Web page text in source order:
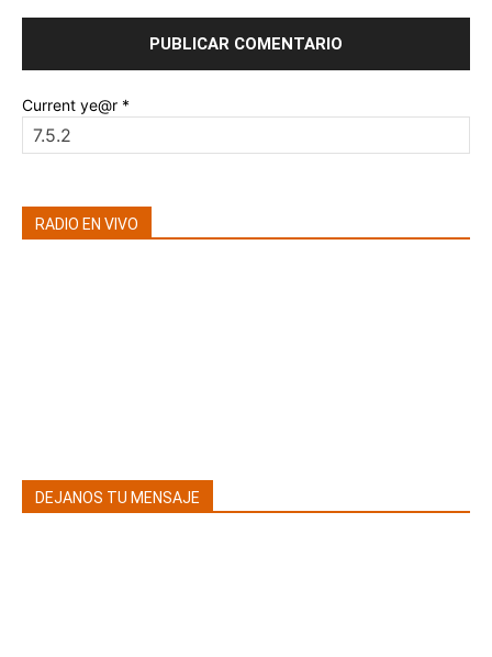
Current ye@r *
RADIO EN VIVO
DEJANOS TU MENSAJE